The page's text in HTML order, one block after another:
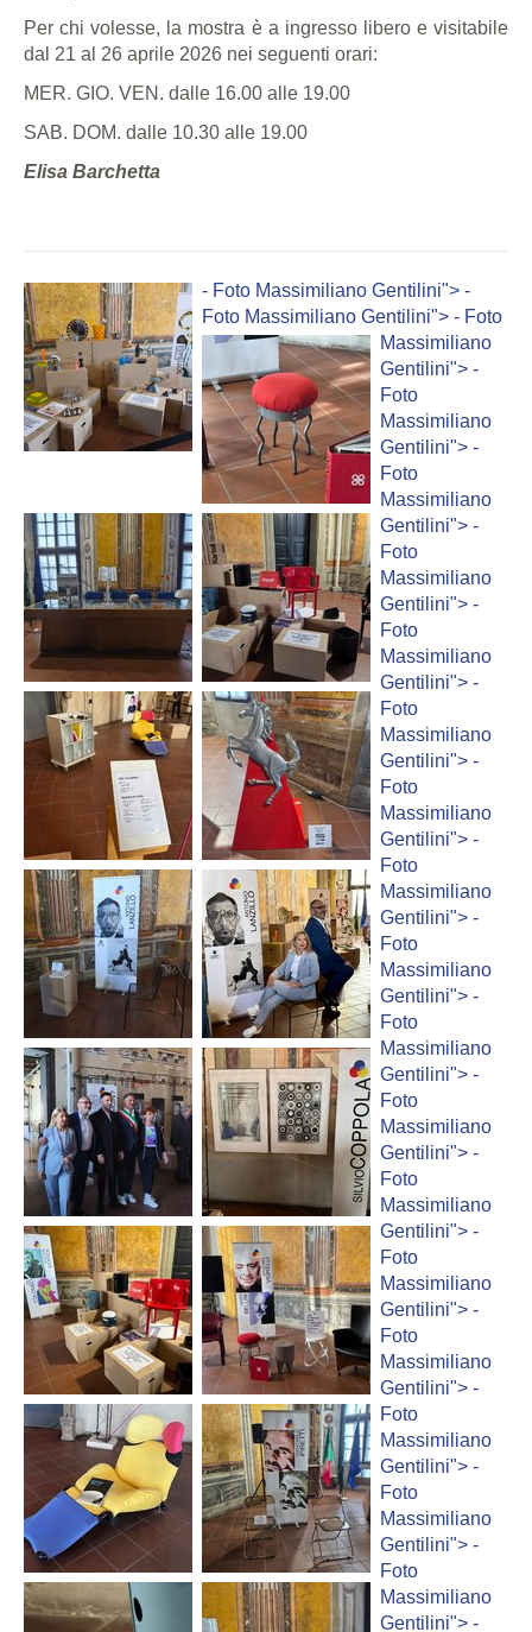
Per chi volesse, la mostra è a ingresso libero e visitabile
dal 21 al 26 aprile 2026 nei seguenti orari:
MER. GIO. VEN. dalle 16.00 alle 19.00
SAB. DOM. dalle 10.30 alle 19.00
Elisa Barchetta
- Foto Massimiliano Gentilini"> -
Foto Massimiliano Gentilini"> - Foto
Massimiliano
Gentilini"> -
Foto
Massimiliano
Gentilini"> -
Foto
Massimiliano
Gentilini"> -
Foto
Massimiliano
Gentilini"> -
Foto
Massimiliano
Gentilini"> -
Foto
Massimiliano
Gentilini"> -
Foto
Massimiliano
Gentilini"> -
Foto
Massimiliano
Gentilini"> -
Foto
Massimiliano
Gentilini"> -
Foto
Massimiliano
Gentilini"> -
Foto
Massimiliano
Gentilini"> -
Foto
Massimiliano
Gentilini"> -
Foto
Massimiliano
Gentilini"> -
Foto
Massimiliano
Gentilini"> -
Foto
Massimiliano
Gentilini"> -
Foto
Massimiliano
Gentilini"> -
Foto
Massimiliano
Gentilini"> -